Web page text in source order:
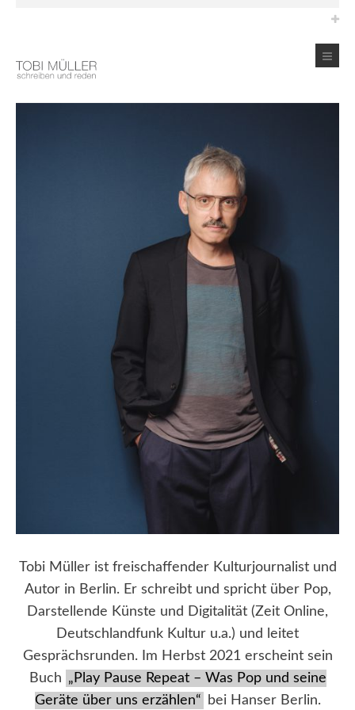
Tobi Müller ist freischaffender Kulturjournalist und
Autor in Berlin. Er schreibt und spricht über Pop,
Darstellende Künste und Digitalität (Zeit Online,
Deutschlandfunk Kultur u.a.) und leitet
Gesprächsrunden. Im Herbst 2021 erscheint sein
Buch „Play Pause Repeat – Was Pop und seine
Geräte über uns erzählen“
bei Hanser Berlin.